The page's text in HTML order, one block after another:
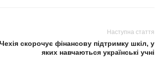
Наступна стаття
Чехія скорочує фінансову підтримку шкіл, у
яких навчаються українські учні